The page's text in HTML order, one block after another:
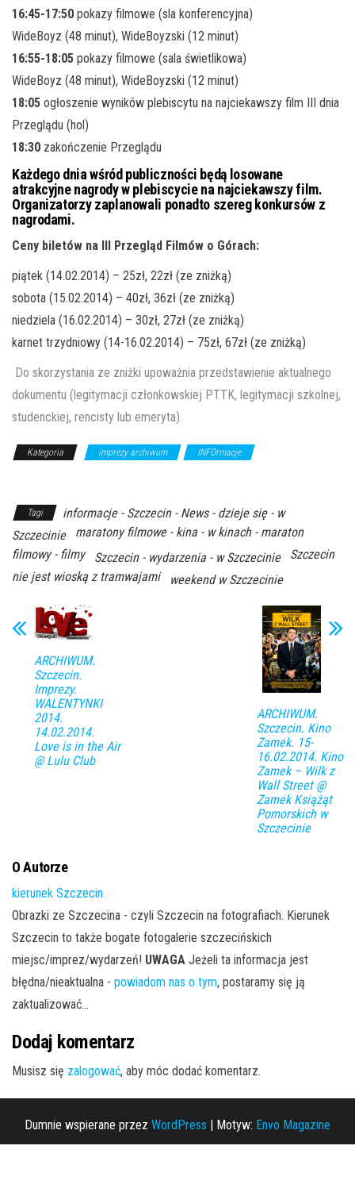
16:45-17:50 pokazy filmowe (sla konferencyjna)
WideBoyz (48 minut), WideBoyzski (12 minut)
16:55-18:05 pokazy filmowe (sala świetlikowa)
WideBoyz (48 minut), WideBoyzski (12 minut)
18:05 ogłoszenie wyników plebiscytu na najciekawszy film III dnia
Przeglądu (hol)
18:30 zakończenie Przeglądu
Każdego dnia wśród publiczności będą losowane
atrakcyjne nagrody w plebiscycie na najciekawszy film.
Organizatorzy zaplanowali ponadto szereg konkursów z
nagrodami.
Ceny biletów na III Przegląd Filmów o Górach:
piątek (14.02.2014) – 25zł, 22zł (ze zniżką)
sobota (15.02.2014) – 40zł, 36zł (ze zniżką)
niedziela (16.02.2014) – 30zł, 27zł (ze zniżką)
karnet trzydniowy (14-16.02.2014) – 75zł, 67zł (ze zniżką)
Do skorzystania ze zniżki upoważnia przedstawienie aktualnego
dokumentu (legitymacji członkowskiej PTTK, legitymacji szkolnej,
studenckiej, rencisty lub emeryta).
Kategoria imprezy archiwum INFOrmacje
Tagi
informacje - Szczecin - News - dzieje się - w
Szczecinie
maratony filmowe - kina - w kinach - maraton
filmowy - filmy
Szczecin - wydarzenia - w Szczecinie
Szczecin
nie jest wioską z tramwajami
weekend w Szczecinie
ARCHIWUM.
Szczecin.
Imprezy.
WALENTYNKI
2014.
14.02.2014.
Love is in the Air
@ Lulu Club
ARCHIWUM.
Szczecin. Kino
Zamek. 15-
16.02.2014. Kino
Zamek – Wilk z
Wall Street @
Zamek Książąt
Pomorskich w
Szczecinie
O Autorze
kierunek Szczecin
Obrazki ze Szczecina - czyli Szczecin na fotografiach. Kierunek
Szczecin to także bogate fotogalerie szczecińskich
miejsc/imprez/wydarzeń! UWAGA Jeżeli ta informacja jest
błędna/nieaktualna - powiadom nas o tym, postaramy się ją
zaktualizować...
Dodaj komentarz
Musisz się zalogować, aby móc dodać komentarz.
Dumnie wspierane przez WordPress | Motyw: Envo Magazine